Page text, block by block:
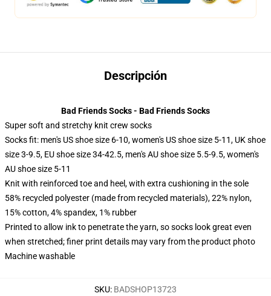
Descripción
Bad Friends Socks - Bad Friends Socks
Super soft and stretchy knit crew socks
Socks fit: men's US shoe size 6-10, women's US shoe size 5-11, UK shoe
size 3-9.5, EU shoe size 34-42.5, men's AU shoe size 5.5-9.5, women's
AU shoe size 5-11
Knit with reinforced toe and heel, with extra cushioning in the sole
58% recycled polyester (made from recycled materials), 22% nylon,
15% cotton, 4% spandex, 1% rubber
Printed to allow ink to penetrate the yarn, so socks look great even
when stretched; finer print details may vary from the product photo
Machine washable
SKU: BADSHOP13723